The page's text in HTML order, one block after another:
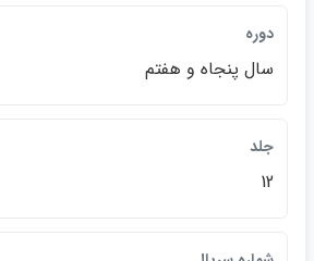
دوره
سال پنجاه و هفتم
جلد
12